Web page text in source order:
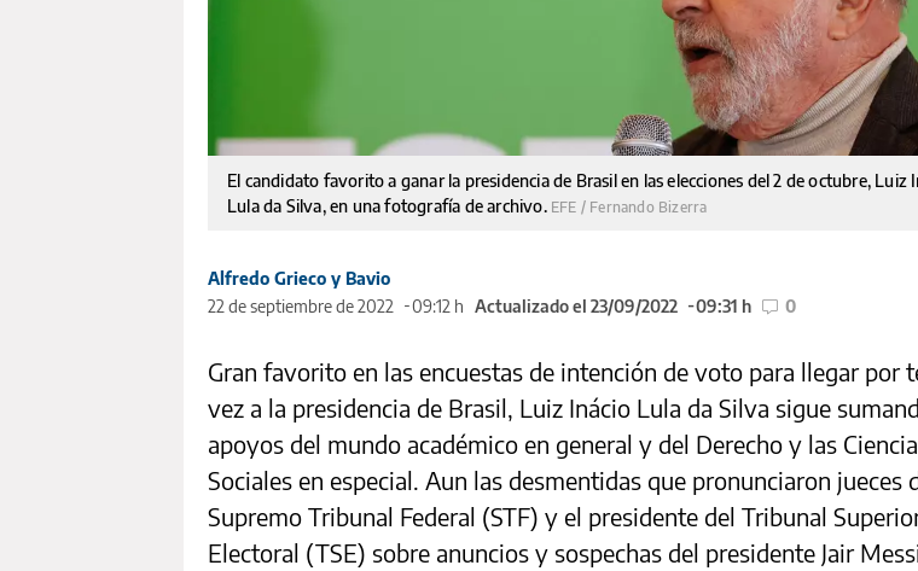
El candidato favorito a ganar la presidencia de Brasil en las elecciones del 2 de octubre, Luiz
Lula da Silva, en una fotografía de archivo. EFE / Fernando Bizerra
Alfredo Grieco y Bavio
22 de septiembre de 2022
09:12 h Actualizado el 23/09/2022 09:31 h 0
Gran favorito en las encuestas de intención de voto para llegar por
vez a la presidencia de Brasil, Luiz Inácio Lula da Silva sigue
apoyos del mundo académico en general y del Derecho y las
Sociales en especial. Aun las desmentidas que pronunciaron jueces
Supremo Tribunal Federal (STF) y el presidente del Tribunal
Electoral (TSE) sobre anuncios y sospechas del presidente Jair